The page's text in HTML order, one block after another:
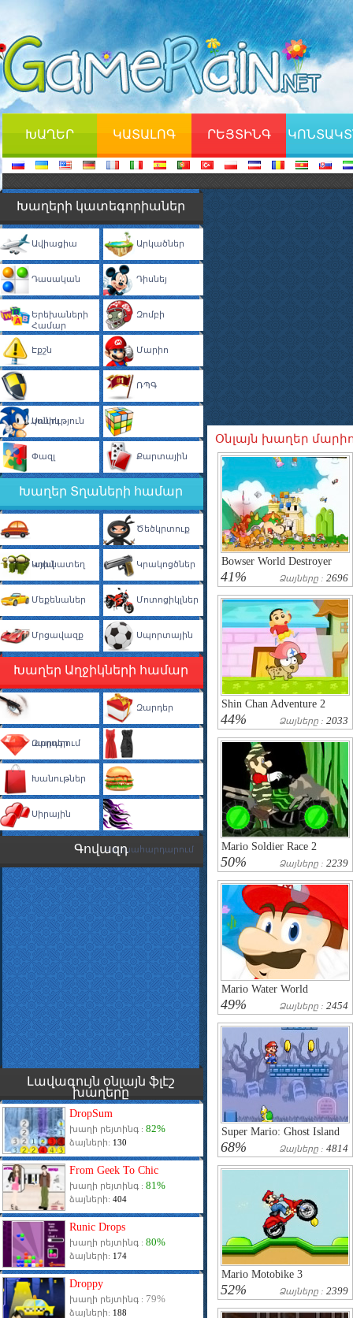
ԽԱՂԵՐ ԿԱՏԱԼՈԳ ՐԵՅՏԻՆԳ
Խաղերի կատեգորիաներ
Ավիացիա Արկածներ
Դասական Դիսնեյ
Երեխաների
Համար
Զոմբի
Էքշն Մարիո
Պաշտպանություն
ՌՊԳ
Սոնիկ
Տրամաբանական
Փազլ Քարտային
Խաղեր Տղաների համար
Ավտոկայանատեղ
Ծեծկրտուք
Կռիվ Կրակոցծներ
Մեքենաներ Մոտոցիկլներ
Մրցավազք Սպորտային
Խաղեր Աղջիկների համար
Դիմահարդարում
Զարդեր
Զարդեր
Զգեստաորում
Խանութներ
Խոհարարություն
Սիրային
Վարսահարդարում
Գովազդ
Լավագույն օնլայն ֆլէշ
խաղերը
DropSum
խաղի րեյտինգ : 82%
ձայների: 130
From Geek To Chic
խաղի րեյտինգ : 81%
ձայների: 404
Runic Drops
խաղի րեյտինգ : 80%
ձայների: 174
Droppy
խաղի րեյտինգ : 79%
ձայների: 188
Օնլայն խաղեր
Bowser World Destroyer
41% Ձայները : 2696
Shin Chan Adventure 2
44% Ձայները : 2033
Mario Soldier Race 2
50% Ձայները : 2239
Mario Water World
49% Ձայները : 2454
Super Mario: Ghost Island
68% Ձայները : 4814
Mario Motobike 3
52% Ձայները : 2399